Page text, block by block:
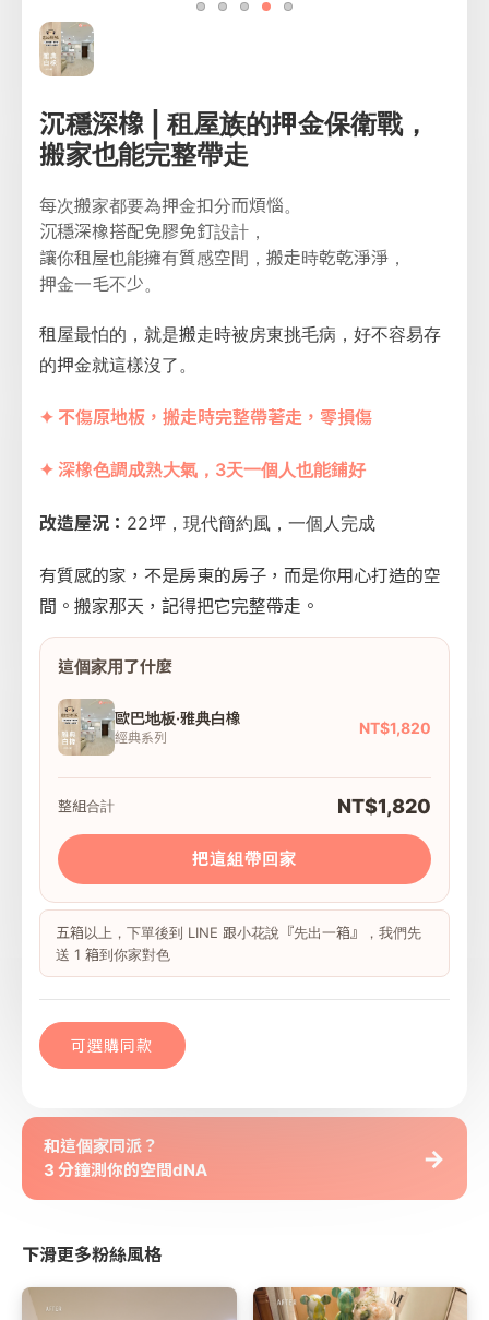
沉穩深橡 | 租屋族的押金保衛戰，
搬家也能完整帶走
每次搬家都要為押金扣分而煩惱。
沉穩深橡搭配免膠免釘設計，
讓你租屋也能擁有質感空間，搬走時乾乾淨淨，
押金一毛不少。
租屋最怕的，就是搬走時被房東挑毛病，好不容易存
的押金就這樣沒了。
✦ 不傷原地板，搬走時完整帶著走，零損傷
✦ 深橡色調成熟大氣，3天一個人也能鋪好
改造屋況： 22坪，現代簡約風，一個人完成
有質感的家，不是房東的房子，而是你用心打造的空
間。搬家那天，記得把它完整帶走。
這個家用了什麼
歐巴地板·雅典白橡
經典系列
NT$1,820
整組合計 NT$1,820
把這組帶回家
五箱以上，下單後到 LINE 跟小花說『先出一箱』，我們先
送 1 箱到你家對色
可選購同款
和這個家同派？
3 分鐘測你的空間dNA
→
下滑更多粉絲風格